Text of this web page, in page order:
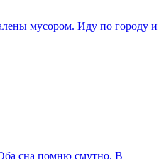
мусором. Иду по городу и
сна помню смутно. В